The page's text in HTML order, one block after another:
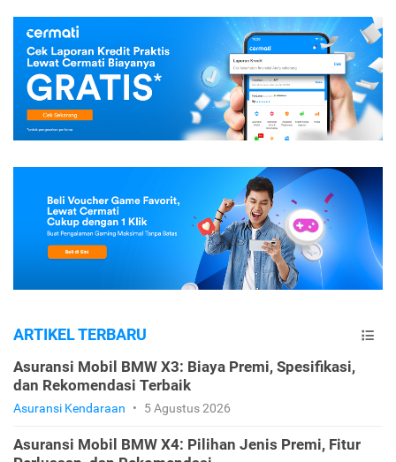
ARTIKEL TERBARU
Asuransi Mobil BMW X3: Biaya Premi, Spesifikasi,
dan Rekomendasi Terbaik
Asuransi Kendaraan • 5 Agustus 2026
Asuransi Mobil BMW X4: Pilihan Jenis Premi, Fitur